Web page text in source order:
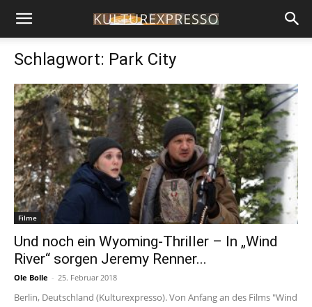
Schlagwort: Park City
Filme
Und noch ein Wyoming-Thriller – In „Wind
River“ sorgen Jeremy Renner...
Ole Bolle - 25. Februar 2018
Berlin, Deutschland (Kulturexpresso). Von Anfang an des Films "Wind